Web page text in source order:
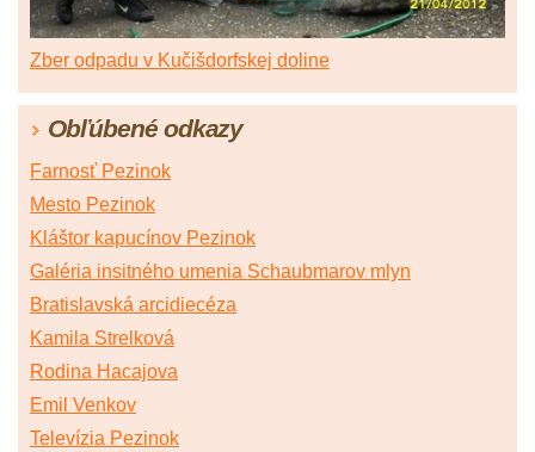
Zber odpadu v Kučišdorfskej doline
Obľúbené odkazy
Farnosť Pezinok
Mesto Pezinok
Kláštor kapucínov Pezinok
Galéria insitného umenia Schaubmarov mlyn
Bratislavská arcidiecéza
Kamila Strelková
Rodina Hacajova
Emil Venkov
Televízia Pezinok